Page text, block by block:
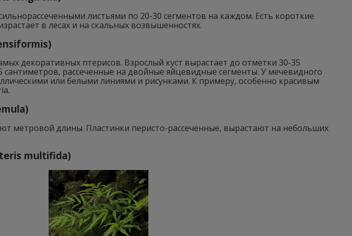
листьями по 20-30 сегментов на каждом. Есть короткие
в лесах и на скальных возвышенностях.
декоративных птерисов. Взрослый куст вырастает до отметки 30-35
сантиметров, рассеченные на двойные яйцевидные сегменты. У мечевидного
или белыми линиями и рисунками. К примеру, особенно красивым
метровой длины. Пластинки перисто-рассеченные, вырастают на небольших
multifida)